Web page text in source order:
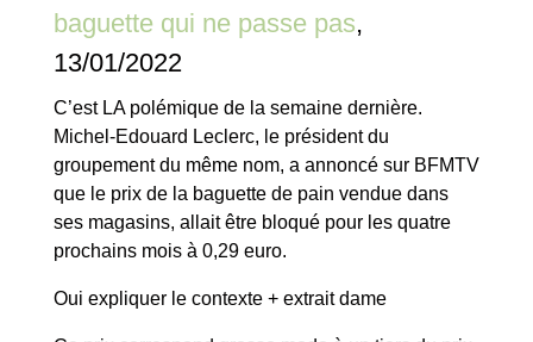
baguette qui ne passe pas,
13/01/2022
C’est LA polémique de la semaine dernière.
Michel-Edouard Leclerc, le président du
groupement du même nom, a annoncé sur BFMTV
que le prix de la baguette de pain vendue dans
ses magasins, allait être bloqué pour les quatre
prochains mois à 0,29 euro.
Oui expliquer le contexte + extrait dame